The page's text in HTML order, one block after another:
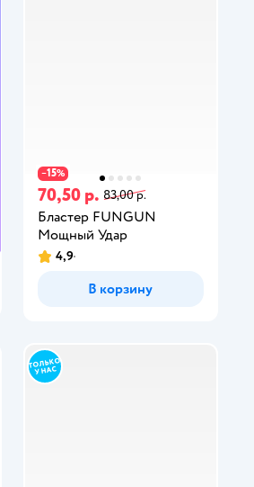
−15%
70,50 р. 83,00 р.
Бластер FUNGUN
Мощный Удар
4,9
В корзину